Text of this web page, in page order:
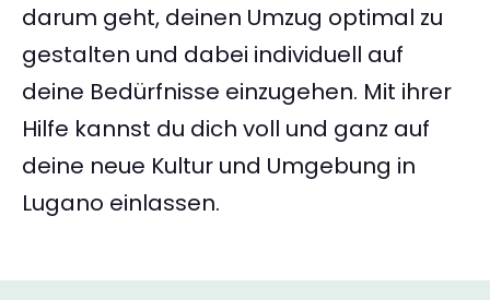
darum geht, deinen Umzug optimal zu
gestalten und dabei individuell auf
deine Bedürfnisse einzugehen. Mit ihrer
Hilfe kannst du dich voll und ganz auf
deine neue Kultur und Umgebung in
Lugano einlassen.